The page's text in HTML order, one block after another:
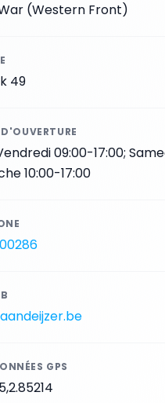
(Western Front)
49
D'OUVERTURE
09:00-17:00;
10:00-17:00
GPS